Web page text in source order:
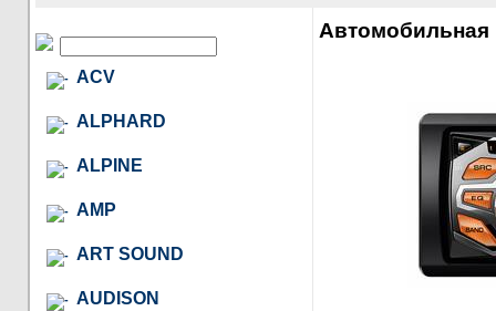
ACV
ALPHARD
ALPINE
AMP
ART SOUND
AUDISON
Автомобильная